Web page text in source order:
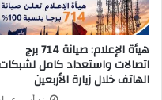
هيأة الإعلام: صيانة 714 برج
اتصالات واستعداد كامل
الهاتف خلال زيارة الأربعين